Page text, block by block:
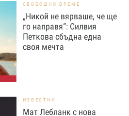
СВОБОДНО ВРЕМЕ
„Никой не вярваше, че ще
го направя“: Силвия
Петкова сбъдна една
своя мечта
ИЗВЕСТНИ
Мат Лебланк с нова